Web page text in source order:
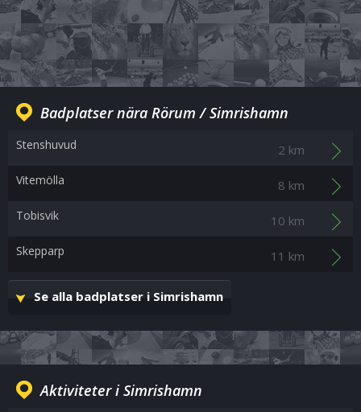
Badplatser nära Rörum / Simrishamn
Stenshuvud 2 km
Vitemölla 8 km
Tobisvik 10 km
Skepparp 11 km
Se alla badplatser i Simrishamn
Aktiviteter i Simrishamn